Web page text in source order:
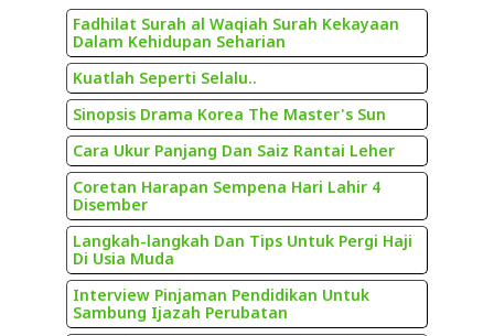
Fadhilat Surah al Waqiah Surah Kekayaan
Dalam Kehidupan Seharian
Kuatlah Seperti Selalu..
Sinopsis Drama Korea The Master's Sun
Cara Ukur Panjang Dan Saiz Rantai Leher
Coretan Harapan Sempena Hari Lahir 4
Disember
Langkah-langkah Dan Tips Untuk Pergi Haji
Di Usia Muda
Interview Pinjaman Pendidikan Untuk
Sambung Ijazah Perubatan